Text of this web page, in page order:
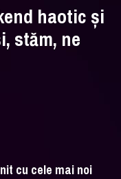
haotic și
stăm, ne
cu cele mai noi